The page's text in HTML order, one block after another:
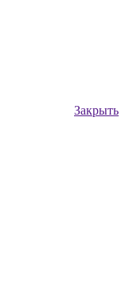
Закрыть